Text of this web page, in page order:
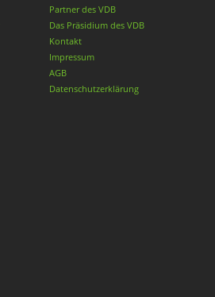
Partner des VDB
Das Präsidium des VDB
Kontakt
Impressum
AGB
Datenschutzerklärung